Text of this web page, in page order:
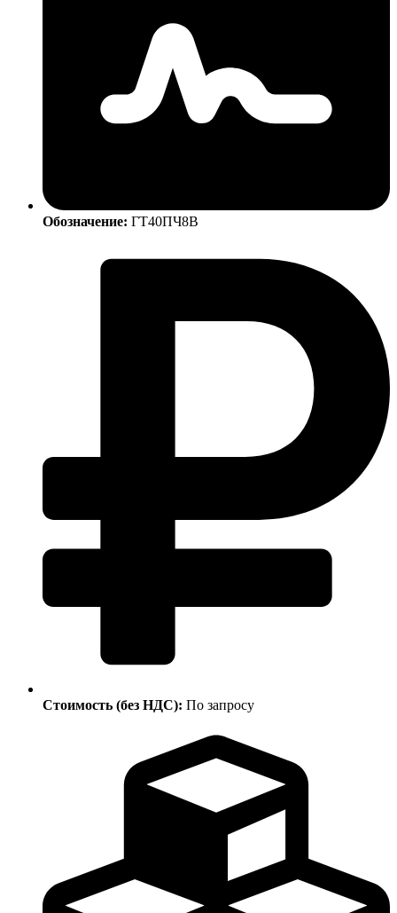
Обозначение: ГТ40ПЧ8В
Стоимость (без НДС): По запросу